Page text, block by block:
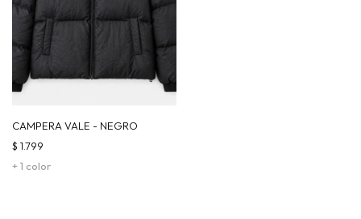
CAMPERA VALE - NEGRO
+ 1 color
$ 1.799